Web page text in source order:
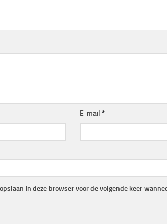
E-mail *
in deze browser voor de volgende keer